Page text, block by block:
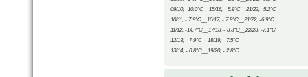
09/10, -10.0°C__15/16, - 5.9°C__21/22, -5.2°C
10/11, - 7.9°C__16/17, - 7.9°C__21/22, -6.9°C
11/12, -14.7°C__17/18, - 8.3°C__22/23, -7.1°C
12/13, - 7.9°C__18/19, - 7.5°C
13/14, - 0.8°C__19/20, - 2.8°C